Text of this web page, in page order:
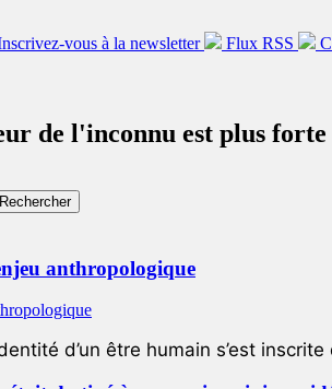
vous à la newsletter Flux RSS
de l'inconnu est plus
anthropologique
d’un être humain s’est